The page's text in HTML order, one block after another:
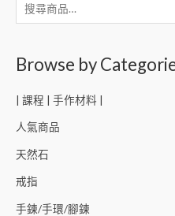
Browse by
| 課程 | 手作材料 |
人氣商品
天然石
戒指
手鍊/手環/腳鍊